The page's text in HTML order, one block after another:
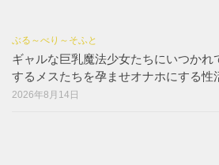
ぶる～べり～そふと
ギャルな巨乳魔法少女たちにいつかれ
するメスたちを孕ませオナホにする性
2026年8月14日